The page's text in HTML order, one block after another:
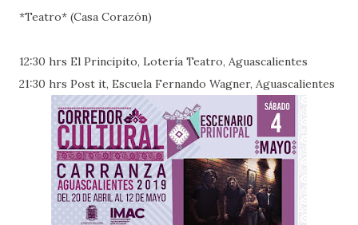
*Teatro* (Casa Corazón)
12:30 hrs El Principito, Lotería Teatro, Aguascalientes
21:30 hrs Post it, Escuela Fernando Wagner, Aguascalientes